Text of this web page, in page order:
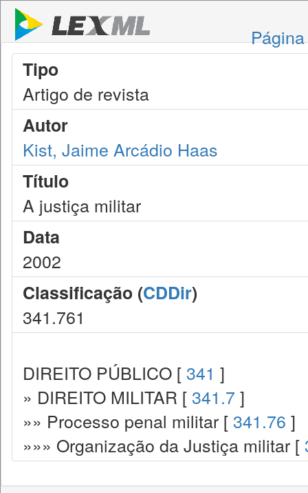
Tipo
Artigo de revista
Autor
Kist, Jaime Arcádio Haas
Título
A justiça militar
Data
2002
Classificação (CDDir)
341.761
DIREITO PÚBLICO [ 341 ]
» DIREITO MILITAR [ 341.7 ]
»» Processo penal militar [ 341.76 ]
»»» Organização da Justiça militar [